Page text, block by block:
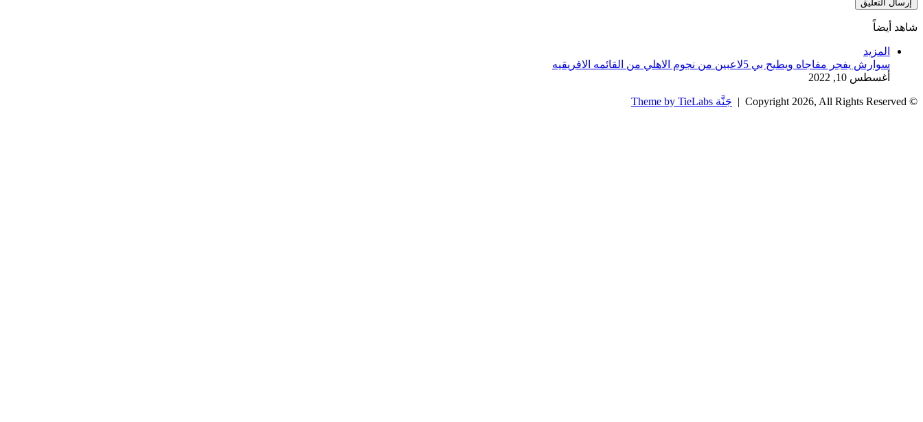
شاهد أيضاً
المزيد
سوارش يفجر مفاجاه ويطيح بي 5لاعبين من نجوم الاهلي من القائمه الافريقيه
أغسطس 10, 2022
© Copyright 2026, All Rights Reserved |
جَنَّة Theme by TieLabs